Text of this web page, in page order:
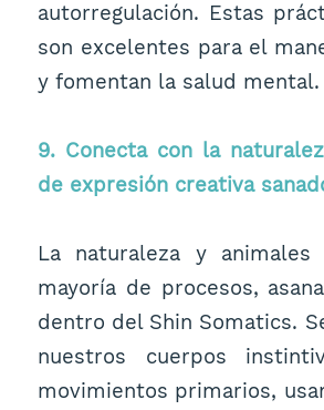
autorregulación. Estas
son excelentes para el
y fomentan la salud mental.
9. Conecta con la
de expresión creativa
La naturaleza y animales
mayoría de procesos,
dentro del Shin Somatics.
nuestros cuerpos
movimientos primarios,